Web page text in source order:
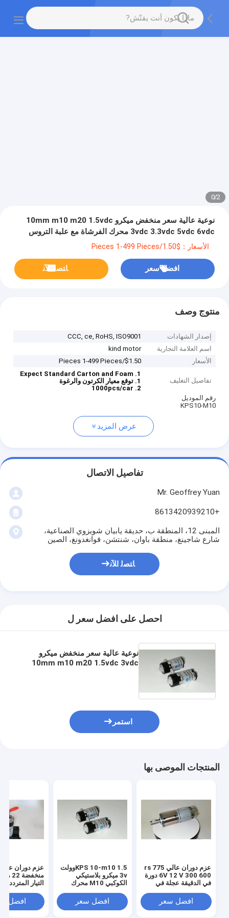
2
/
0
نوعية عالية سعر منخفض ميكرو 10mm m10 m20 1.5vdc
3vdc 3.3vdc 5vdc 6vdc محرك الفرشاة مع علبة التروس
الكوكبية البلاستيكية
الأسعار：$1.50/Pieces 1-499 Pieces
افضل سعر ﺎﺘﺼﻟ ﺍﻶﻧ
منتوج وصف
إصدار الشهادات
CCC, ce, RoHS, ISO9001
اسم العلامة التجارية
kind motor
الأسعار
$1.50/Pieces 1-499 Pieces
تفاصيل التغليف
1. Expect Standard Carton and Foam
1. توقع معيار الكرتون والرغوة
2. 1000pcs/car
رقم الموديل
KPS10-M10
عرض المزيد
تفاصيل الاتصال
Mr. Geoffrey Yuan
+8613420939210
المبنى 12، المنطقة ب، حديقة يابيان شويزوي الصناعية،
شارع شاجينغ، منطقة باوان، شنتشن، قوانغدونغ، الصين
ﺎﺘﺼﻟ ﺍﻶﻧ
احصل على افضل سعر ل
نوعية عالية سعر منخفض ميكرو
10mm m10 m20 1.5vdc 3vdc
استمر
المنتجات الموصى بها
عزم دوران عالي rs 775
6V 12 V 300 600 دورة
في الدقيقة عجلة في
علبة التروس الكوكبية
افضل سعر
KPS 10-m10 1.5وولت
3v ميكرو بلاستيكي
الكوكبي M10 محرك
افضل سعر
عزم دوران
التيار المتردد
الدقيقة
افضل